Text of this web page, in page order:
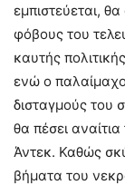
εμπιστεύεται,
φόβους του
καυτής
ενώ ο
δισταγμούς του
θα πέσει
Άντεκ. Καθώς
βήματα του